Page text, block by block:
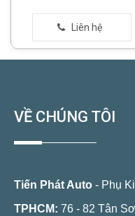
VỀ CHÚNG TÔI
Tiến Phát Auto - Phụ
TPHCM: 76 - 82 Tân